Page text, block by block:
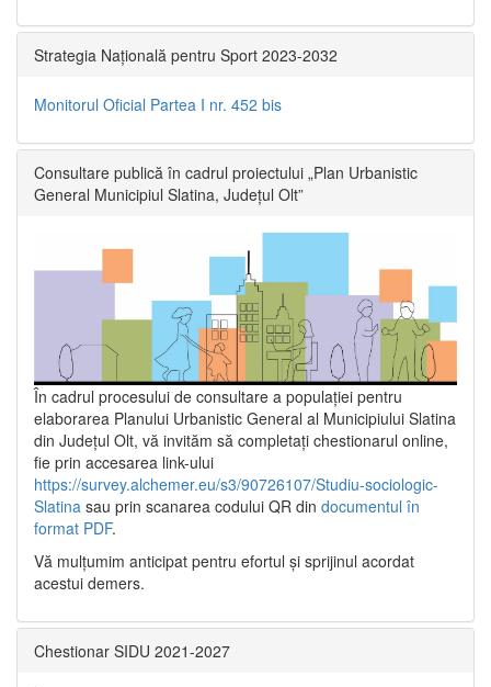
Strategia Națională pentru Sport 2023-2032
Monitorul Oficial Partea I nr. 452 bis
Consultare publică în cadrul proiectului „Plan Urbanistic
General Municipiul Slatina, Județul Olt”
În cadrul procesului de consultare a populaţiei pentru
elaborarea Planului Urbanistic General al Municipiului Slatina
din Județul Olt, vă invităm să completați chestionarul online,
fie prin accesarea link-ului
https://survey.alchemer.eu/s3/90726107/Studiu-sociologic-
Slatina sau prin scanarea codului QR din documentul în
format PDF.
Vă mulţumim anticipat pentru efortul şi sprijinul acordat
acestui demers.
Chestionar SIDU 2021-2027